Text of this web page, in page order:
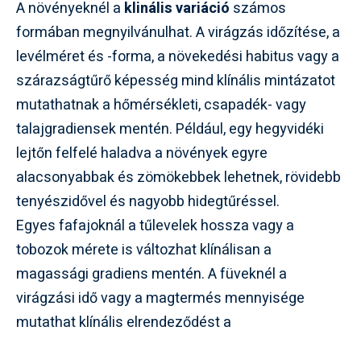
A növényeknél a klinális variáció számos
formában megnyilvánulhat. A virágzás időzítése, a
levélméret és -forma, a növekedési habitus vagy a
szárazságtűrő képesség mind klínális mintázatot
mutathatnak a hőmérsékleti, csapadék- vagy
talajgradiensek mentén. Például, egy hegyvidéki
lejtőn felfelé haladva a növények egyre
alacsonyabbak és zömökebbek lehetnek, rövidebb
tenyészidővel és nagyobb hidegtűréssel.
Egyes fafajoknál a tűlevelek hossza vagy a
tobozok mérete is változhat klínálisan a
magassági gradiens mentén. A füveknél a
virágzási idő vagy a magtermés mennyisége
mutathat klínális elrendeződést a